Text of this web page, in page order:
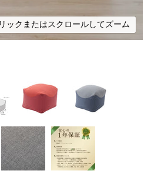
ックまたはスクロールしてズーム